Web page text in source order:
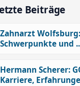
Beiträge
Zahnarzt
Schwerpunkte und
Hermann Scherer:
Karriere,